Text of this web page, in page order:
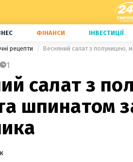
ФІНАНСИ ІНВЕСТИЦІЇ
рецепти Весняний салат з полуницею,
1
салат з
шпинатом